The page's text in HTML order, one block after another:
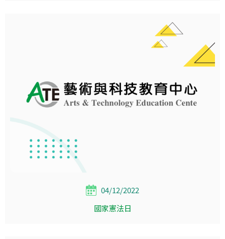
04/12/2022
國家憲法日